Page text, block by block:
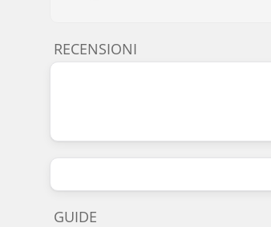
RECENSIONI
GUIDE